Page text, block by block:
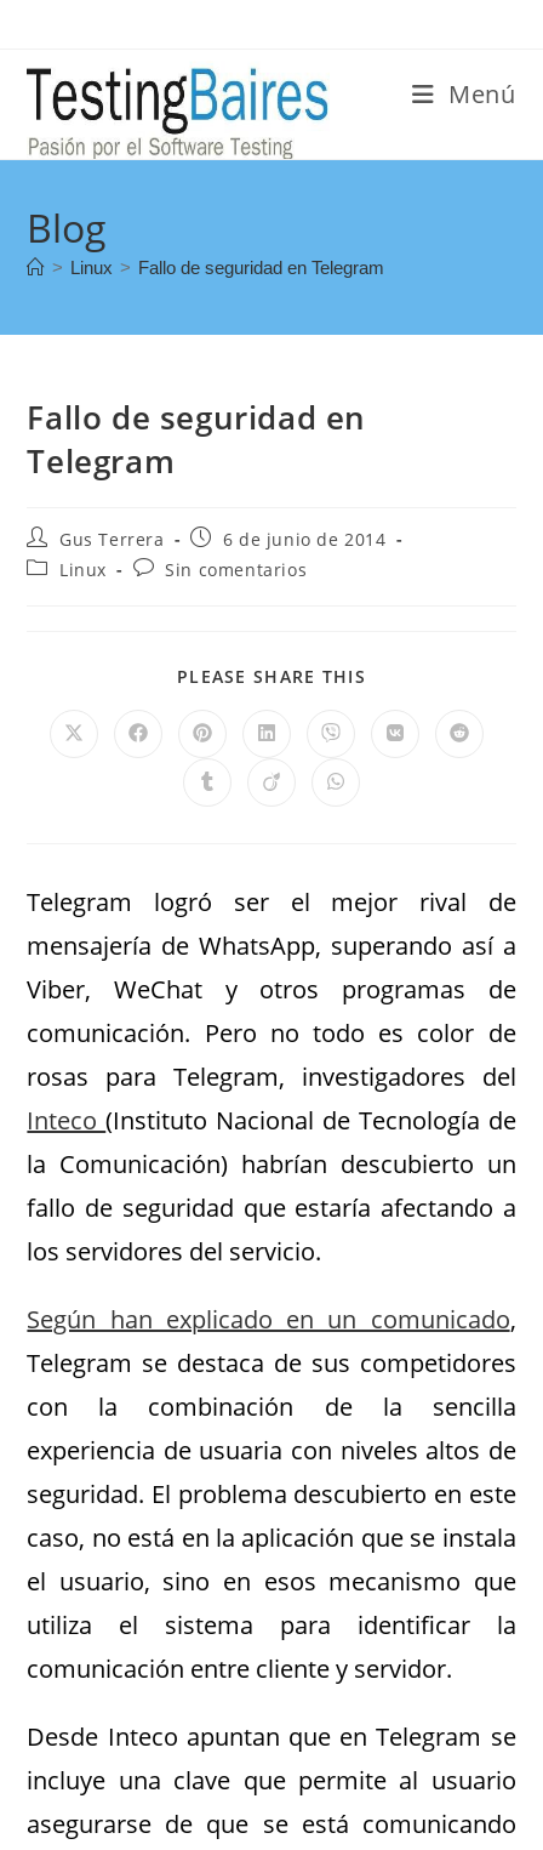
Menú
Blog
> Linux > Fallo de seguridad en Telegram
Fallo de seguridad en
Telegram
Gus Terrera
6 de junio de 2014
Linux
Sin comentarios
PLEASE SHARE THIS
Telegram logró ser el mejor rival de
mensajería de WhatsApp, superando así a
Viber, WeChat y otros programas de
comunicación. Pero no todo es color de
rosas para Telegram, investigadores del
Inteco(Instituto Nacional de Tecnología de
la Comunicación) habrían descubierto un
fallo de seguridad que estaría afectando a
los servidores del servicio.
Según han explicado en un comunicado,
Telegram se destaca de sus competidores
con la combinación de la sencilla
experiencia de usuaria con niveles altos de
seguridad. El problema descubierto en este
caso, no está en la aplicación que se instala
el usuario, sino en esos mecanismo que
utiliza el sistema para identificar la
comunicación entre cliente y servidor.
Desde Inteco apuntan que en Telegram se
incluye una clave que permite al usuario
asegurarse de que se está comunicando